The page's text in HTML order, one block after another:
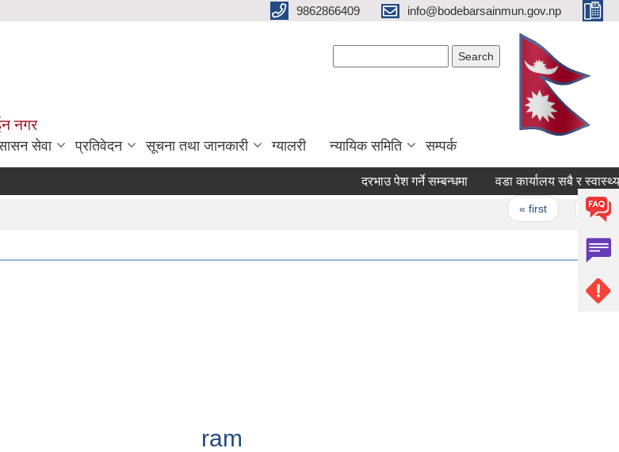
9862866409 info@bodebarsainmun.gov.np
नगर
सेवा प्रतिवेदन सूचना तथा जानकारी ग्यालरी न्यायिक समिति सम्पर्क
दरभाउ पेश गर्ने सम्बन्धमा वडा कार्यालय सबै र स्वास्थ्य
« first ‹ previous
ram